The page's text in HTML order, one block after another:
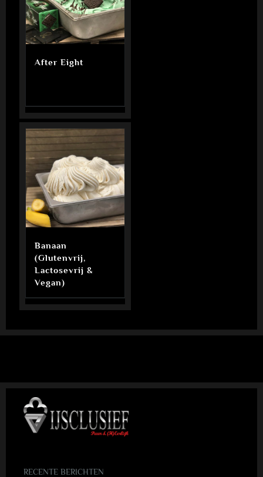
After Eight
Banaan
(Glutenvrij,
Lactosevrij &
Vegan)
RECENTE BERICHTEN